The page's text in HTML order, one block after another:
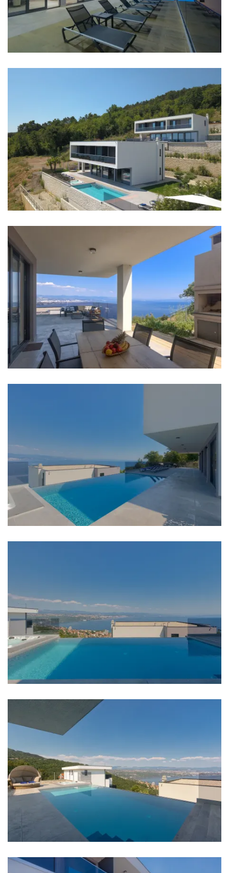
Strand: 10 km
Restaurant: 10 km
Geschäft: 6 km
Flughafen: Pula Airport - 45 km
Schlafzimmer
Schlafzimmer 1: Doppelbett: 1
Schlafzimmer 2: Doppelbett: 1
Schlafzimmer 3: Doppelbett: 1
Schlafzimmer 4: Doppelbett: 1
Klimaanlage in jedem Zimmer
Badezimmer
Badezimmer 1: En suite, Waschbecken, Toilette,
Dusche, Badewanne, Bidet
Badezimmer 2: En suite, Waschbecken, Toilette,
Dusche, Bidet
Badezimmer 4: En suite, Waschbecken, Toilette,
Dusche, Bidet
Waschmaschine
Haartrockner
Bügeleisen
Handtücher
Küche